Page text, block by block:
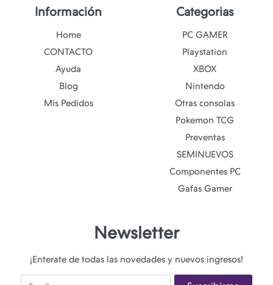
Información
Home
CONTACTO
Ayuda
Blog
Mis Pedidos
Categorias
PC GAMER
Playstation
XBOX
Nintendo
Otras consolas
Pokemon TCG
Preventas
SEMINUEVOS
Componentes PC
Gafas Gamer
Newsletter
¡Enterate de todas las novedades y nuevos ingresos!
Email